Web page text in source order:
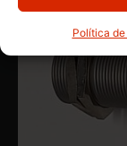
Política